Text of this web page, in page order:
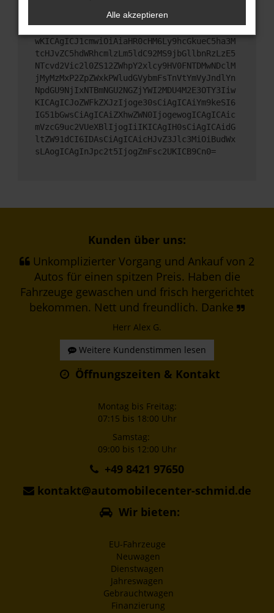
ewogICJuYW1lIjogIk5ldHdvcmtFcnJvciIsCiAgI
mNvbmZpZyI6IHsKICAgICJtZXRob2QiOiAiR0VUIi
wKICAgICJ1cmwiOiAiaHR0cHM6Ly9hcGkueC5ha3M
tcHJvZC5hdWRhcmlzLm5ldC92MS9jbGllbnRzLzE5
NTcvd2Vic2l0ZS12ZWhpY2xlcy9HV0FNTDMwNDclM
jMyMzMxP2ZpZWxkPWludGVybmFsTnVtYmVyJndlYn
NpdGU9NjIxNTBmNGU2NGZjYWI2MDU4M2E3OTY3Iiw
KICAgICJoZWFkZXJzIjoge30sCiAgICAiYm9keSI6
IG51bGwsCiAgICAiZXhwZWN0IjogewogICAgICAic
mVzcG9uc2VUeXBlIjogIiIKICAgIH0sCiAgICAidG
ltZW91dCI6IDAsCiAgICAicHJvZ3Jlc3MiOiBudWx
sLAogICAgInJpc2t5IjogZmFsc2UKICB9Cn0=
Kunden über uns:
Unkomplizierter Vorgang und Ankauf von 2
Autos für einen spitzen Preis. Haben die
Fahrzeuge gewaschen und frisch hergerichtet
bekommen. Nett und freundlich. Danke
Herr Alex G.
Weitere Kundenstimmen lesen
Öffnungszeiten & Kontakt
Montag bis Freitag:
07:15 bis 18:00 Uhr
Samstag:
09:00 bis 12:00 Uhr
+49 8421 97650
kontakt@automobilecenter-schmid.de
Wir bieten:
EU-Fahrzeuge
Neuwagen
Dienstwagen
Jahreswagen
Gebrauchtwagen
Finanzierung
Alle akzeptieren